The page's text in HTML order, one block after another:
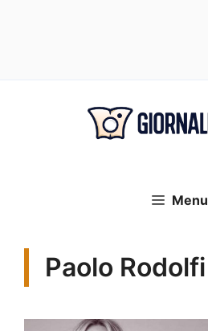
Menu
Paolo Rodolfi